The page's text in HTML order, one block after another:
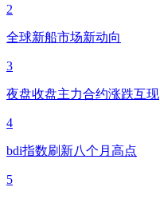
2
全球新船市场新动向
3
夜盘收盘主力合约涨跌互现
4
bdi指数刷新八个月高点
5